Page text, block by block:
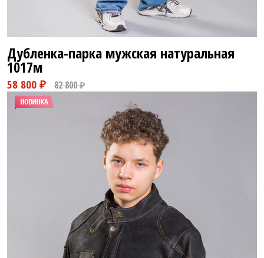
Дубленка-парка мужская натуральная
1017м